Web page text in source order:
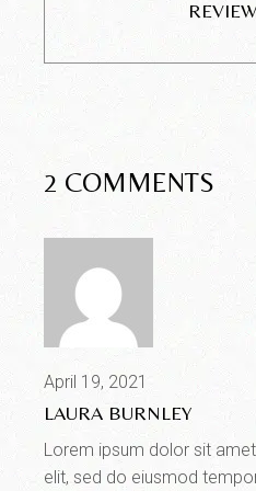
2 COMMENTS
April 19, 2021
LAURA BURNLEY
Lorem ipsum dolor sit
elit, sed do eiusmod